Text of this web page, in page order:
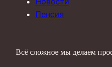
Пенсия
Всё сложное мы делаем